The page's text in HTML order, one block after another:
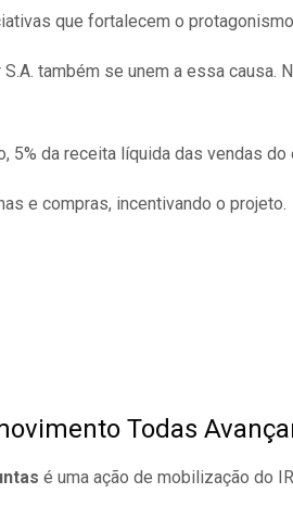
que fortalecem o
também se unem a essa causa.
5% da receita líquida das vendas
e compras, incentivando o projeto.
Todas
é uma ação de mobilização do